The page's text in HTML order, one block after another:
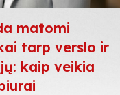
matomi
tarp verslo ir
kaip veikia